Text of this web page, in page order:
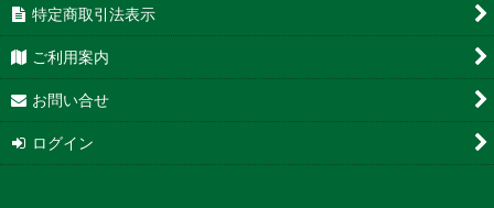
特定商取引法表示
ご利用案内
お問い合せ
ログイン